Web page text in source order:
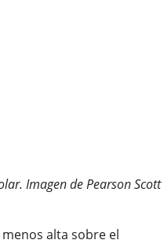
Imagen de Pearson Scott
alta sobre el